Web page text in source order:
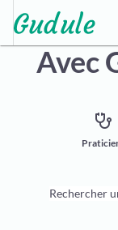
Avec
stethoscope
Rechercher